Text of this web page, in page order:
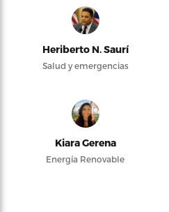
Heriberto N. Saurí
Salud y emergencias
Kiara Gerena
Energía Renovable